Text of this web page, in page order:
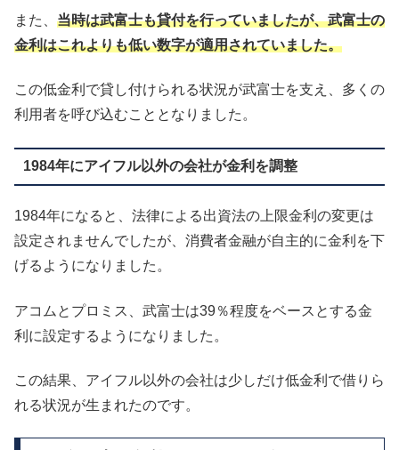
また、 当時は武富士も貸付を行っていましたが、武富士の
金利はこれよりも低い数字が適用されていました。
この低金利で貸し付けられる状況が武富士を支え、多くの
利用者を呼び込むこととなりました。
1984年にアイフル以外の会社が金利を調整
1984年になると、法律による出資法の上限金利の変更は
設定されませんでしたが、消費者金融が自主的に金利を下
げるようになりました。
アコムとプロミス、武富士は39％程度をベースとする金
利に設定するようになりました。
この結果、アイフル以外の会社は少しだけ低金利で借りら
れる状況が生まれたのです。